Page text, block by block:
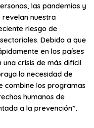
las pandemias y
nuestra
riesgo de
Debido a que
en los países
crisis de más difícil
la necesidad de
combine los programas
humanos de
a la prevención”.